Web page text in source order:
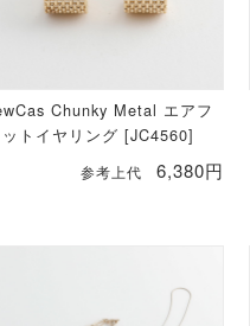
Chunky Metal エアフ
ットイヤリング [JC4560]
参考上代 6,380円